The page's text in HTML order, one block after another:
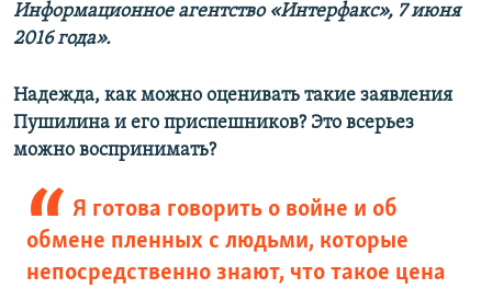
Информационное агентство «Интерфакс», 7 июня
2016 года».
Надежда, как можно оценивать такие заявления
Пушилина и его приспешников? Это всерьез
можно воспринимать?
Я готова говорить о войне и об
обмене пленных с людьми, которые
непосредственно знают, что такое цена